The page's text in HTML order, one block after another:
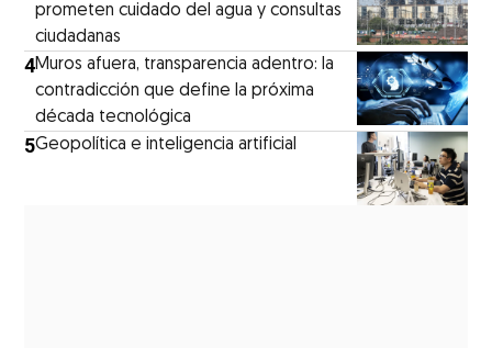
prometen cuidado del agua y consultas
ciudadanas
4Muros afuera, transparencia adentro: la
contradicción que define la próxima
década tecnológica
5Geopolítica e inteligencia artificial